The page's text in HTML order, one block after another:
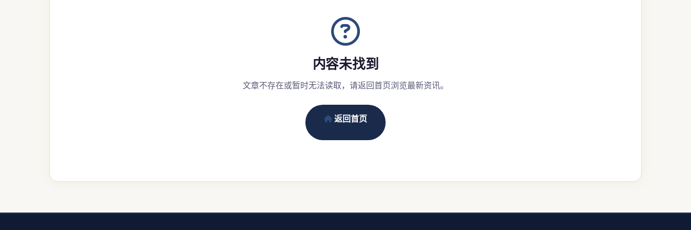
内容未找到
文章不存在或暂时无法读取，请返回首页浏览最新资讯。
返回首页